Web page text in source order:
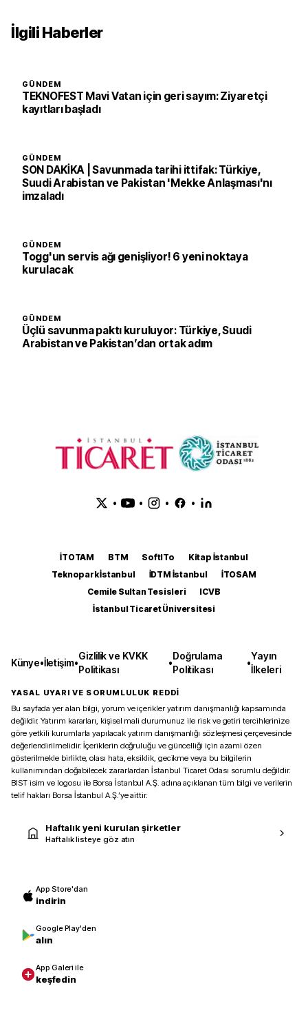
İlgili Haberler
GÜNDEM
TEKNOFEST Mavi Vatan için geri sayım: Ziyaretçi
kayıtları başladı
GÜNDEM
SON DAKİKA | Savunmada tarihi ittifak: Türkiye,
Suudi Arabistan ve Pakistan 'Mekke Anlaşması'nı
imzaladı
GÜNDEM
Togg'un servis ağı genişliyor! 6 yeni noktaya
kurulacak
GÜNDEM
Üçlü savunma paktı kuruluyor: Türkiye, Suudi
Arabistan ve Pakistan’dan ortak adım
• • • •
İTOTAM BTM SoftITo
Kitap İstanbul
Teknopark İstanbul
İDTM İstanbul
İTOSAM
Cemile Sultan Tesisleri
ICVB
İstanbul Ticaret Üniversitesi
Künye•İletişim•
Gizlilik ve KVKK
Politikası
•
Doğrulama
Politikası
•
Yayın
İlkeleri
YASAL UYARI VE SORUMLULUK REDDİ
Bu sayfada yer alan bilgi, yorum ve içerikler yatırım danışmanlığı kapsamında
değildir. Yatırım kararları, kişisel mali durumunuz ile risk ve getiri tercihlerinize
göre yetkili kurumlarla yapılacak yatırım danışmanlığı sözleşmesi çerçevesinde
değerlendirilmelidir. İçeriklerin doğruluğu ve güncelliği için azami özen
gösterilmekle birlikte, olası hata, eksiklik, gecikme veya bu bilgilerin
kullanımından doğabilecek zararlardan İstanbul Ticaret Odası sorumlu değildir.
BIST isim ve logosu ile Borsa İstanbul A.Ş. adına açıklanan tüm bilgi ve verilerin
telif hakları Borsa İstanbul A.Ş.’ye aittir.
Haftalık yeni kurulan şirketler
Haftalık listeye göz atın
App Store'dan
indirin
Google Play'den
alın
App Galeri ile
keşfedin